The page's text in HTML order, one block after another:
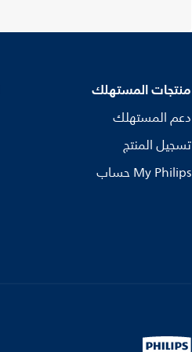
منتجات المستهلك
دعم المستهلك
تسجيل المنتج
My Philips حساب